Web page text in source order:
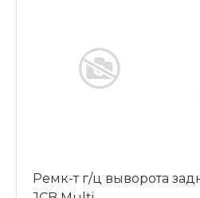
Ремк-т г/ц выворота